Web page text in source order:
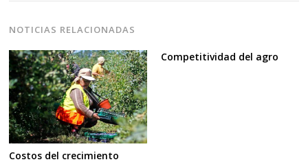
NOTICIAS RELACIONADAS
Costos del crecimiento
Competitividad del agro